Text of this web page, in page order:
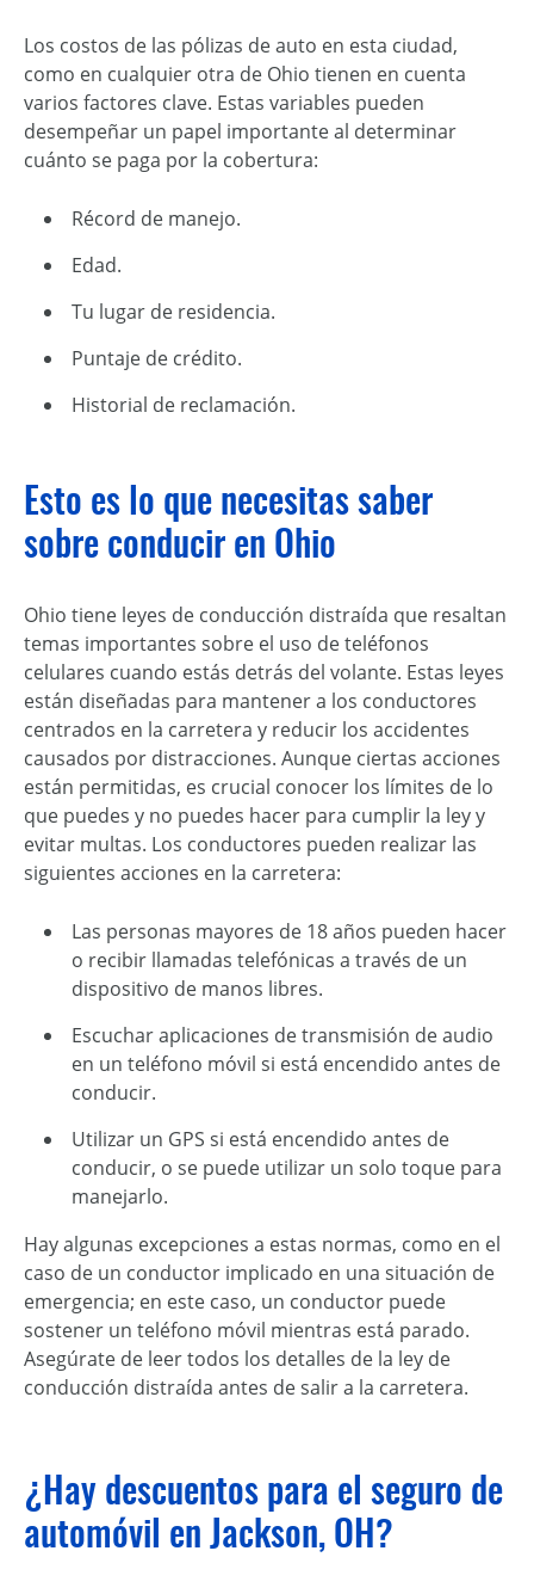
Los costos de las pólizas de auto en esta ciudad,
como en cualquier otra de Ohio tienen en cuenta
varios factores clave. Estas variables pueden
desempeñar un papel importante al determinar
cuánto se paga por la cobertura:
Récord de manejo.
Edad.
Tu lugar de residencia.
Puntaje de crédito.
Historial de reclamación.
Esto es lo que necesitas saber
sobre conducir en Ohio
Ohio tiene leyes de conducción distraída que resaltan
temas importantes sobre el uso de teléfonos
celulares cuando estás detrás del volante. Estas leyes
están diseñadas para mantener a los conductores
centrados en la carretera y reducir los accidentes
causados por distracciones. Aunque ciertas acciones
están permitidas, es crucial conocer los límites de lo
que puedes y no puedes hacer para cumplir la ley y
evitar multas. Los conductores pueden realizar las
siguientes acciones en la carretera:
Las personas mayores de 18 años pueden hacer
o recibir llamadas telefónicas a través de un
dispositivo de manos libres.
Escuchar aplicaciones de transmisión de audio
en un teléfono móvil si está encendido antes de
conducir.
Utilizar un GPS si está encendido antes de
conducir, o se puede utilizar un solo toque para
manejarlo.
Hay algunas excepciones a estas normas, como en el
caso de un conductor implicado en una situación de
emergencia; en este caso, un conductor puede
sostener un teléfono móvil mientras está parado.
Asegúrate de leer todos los detalles de la ley de
conducción distraída antes de salir a la carretera.
¿Hay descuentos para el seguro de
automóvil en Jackson, OH?